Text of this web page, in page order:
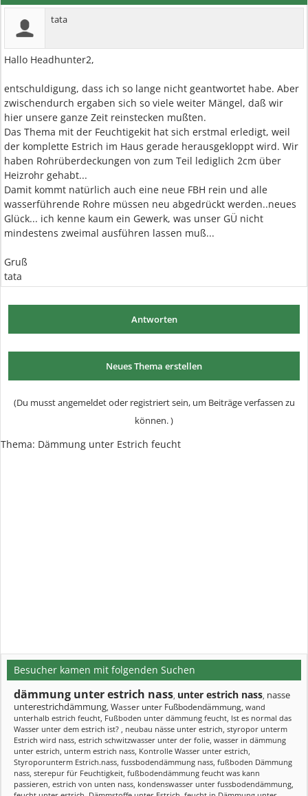
tata
Hallo Headhunter2,
entschuldigung, dass ich so lange nicht geantwortet habe. Aber
zwischendurch ergaben sich so viele weiter Mängel, daß wir
hier unsere ganze Zeit reinstecken mußten.
Das Thema mit der Feuchtigekit hat sich erstmal erledigt, weil
der komplette Estrich im Haus gerade herausgekloppt wird. Wir
haben Rohrüberdeckungen von zum Teil lediglich 2cm über
Heizrohr gehabt...
Damit kommt natürlich auch eine neue FBH rein und alle
wasserführende Rohre müssen neu abgedrückt werden..neues
Glück... ich kenne kaum ein Gewerk, was unser GÜ nicht
mindestens zweimal ausführen lassen muß...
Gruß
tata
Antworten
Neues Thema erstellen
(Du musst angemeldet oder registriert sein, um Beiträge verfassen zu
können. )
Thema: Dämmung unter Estrich feucht
Besucher kamen mit folgenden Suchen
dämmung unter estrich nass, unter estrich nass, nasse
unterestrichdämmung, Wasser unter Fußbodendämmung, wand
unterhalb estrich feucht, Fußboden unter dämmung feucht, Ist es normal das
Wasser unter dem estrich ist? , neubau nässe unter estrich, styropor unterm
Estrich wird nass, estrich schwitzwasser unter der folie, wasser in dämmung
unter estrich, unterm estrich nass, Kontrolle Wasser unter estrich,
Styroporunterm Estrich.nass, fussbodendämmung nass, fußboden Dämmung
nass, sterepur für Feuchtigkeit, fußbodendämmung feucht was kann
passieren, estrich von unten nass, kondenswasser unter fussbodendämmung,